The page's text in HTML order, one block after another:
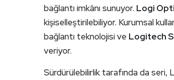
bağlantı imkânı sunuyor. Logi
kişiselleştirilebiliyor. Kurumsal
bağlantı teknolojisi ve Logitech
veriyor.
Sürdürülebilirlik tarafında da seri,